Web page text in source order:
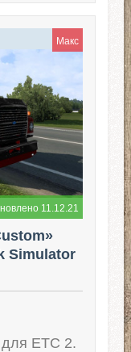
Макс
11.12.21
Simulator
для ЕТС 2.